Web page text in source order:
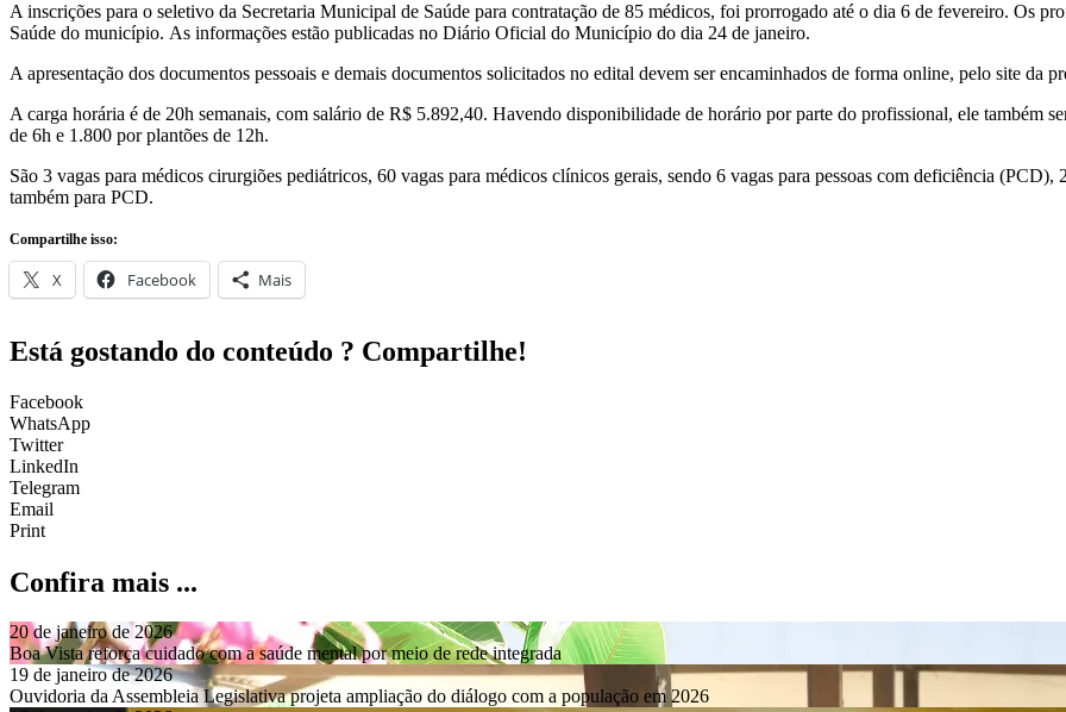
A inscrições para o seletivo da Secretaria Municipal de Saúde para contratação de 85 médicos, foi prorrogado até o dia 6 de fevereiro. Os
Saúde do município. As informações estão publicadas no Diário Oficial do Município do dia 24 de janeiro.
A apresentação dos documentos pessoais e demais documentos solicitados no edital devem ser encaminhados de forma online, pelo site da
A carga horária é de 20h semanais, com salário de R$ 5.892,40. Havendo disponibilidade de horário por parte do profissional, ele também
de 6h e 1.800 por plantões de 12h.
São 3 vagas para médicos cirurgiões pediátricos, 60 vagas para médicos clínicos gerais, sendo 6 vagas para pessoas com deficiência
também para PCD.
Compartilhe isso:
X Facebook Mais
Está gostando do conteúdo ? Compartilhe!
Facebook
WhatsApp
Twitter
LinkedIn
Telegram
Email
Print
Confira mais ...
20 de janeiro de 2026
Boa Vista reforça cuidado com a saúde mental por meio de rede integrada
19 de janeiro de 2026
Ouvidoria da Assembleia Legislativa projeta ampliação do diálogo com a população em 2026